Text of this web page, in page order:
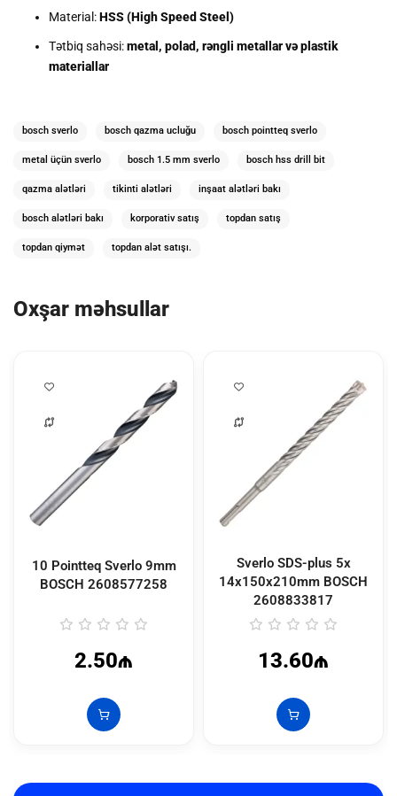
Material:HSS (High Speed Steel)
Tətbiq sahəsi:metal, polad, rəngli metallar və plastik
materiallar
bosch sverlo bosch qazma ucluğu bosch pointteq sverlo
metal üçün sverlo bosch 1.5 mm sverlo bosch hss drill bit
qazma alətləri tikinti alətləri inşaat alətləri bakı
bosch alətləri bakı korporativ satış topdan satış
topdan qiymət topdan alət satışı.
Oxşar məhsullar
10 Pointteq Sverlo 9mm
BOSCH 2608577258
2.50₼
Sverlo SDS-plus 5x
14x150x210mm BOSCH
2608833817
13.60₼